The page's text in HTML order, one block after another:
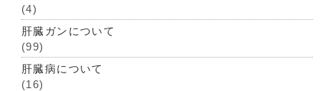
(4)
肝臓ガンについて
(99)
肝臓病について
(16)